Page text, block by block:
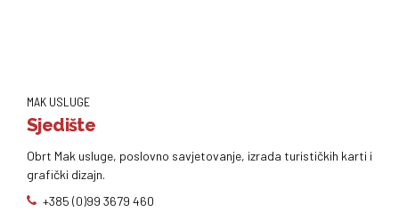
MAK USLUGE
Sjedište
Obrt Mak usluge, poslovno savjetovanje, izrada turističkih karti i
grafički dizajn.
+385 (0)99 3679 460